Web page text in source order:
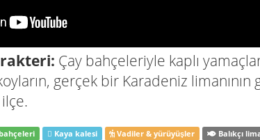
Çay bahçeleriyle kaplı
gerçek bir Karadeniz limanının
Kaya kalesi Vadiler & yürüyüşler Balıkçı